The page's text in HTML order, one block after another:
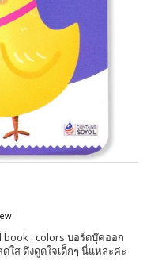
book : colors บอร์ดบุ๊คออก
ส ดึงดูดใจเด็กๆ นี่แหละค่ะ